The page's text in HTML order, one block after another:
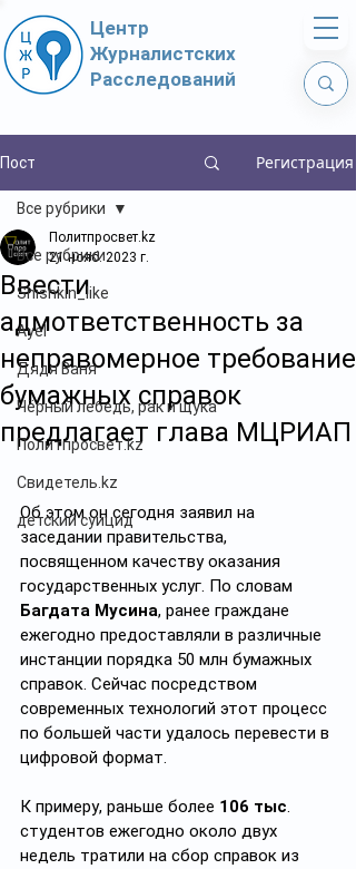
Центр
Журналистских
Расследований
Пост Регистрация
Все рубрики
Shishkin_like
Ayel
Дядя Ваня
Чёрный лебедь, рак и щука
Политпросвет.kz
Свидетель.kz
детский суицид
Все рубрики
Ввести
адмответственность за
неправомерное требование
бумажных справок
предлагает глава МЦРИАП
Политпросвет.kz
21 нояб. 2023 г.
Об этом он сегодня заявил на
заседании правительства,
посвященном качеству оказания
государственных услуг. По словам
Багдата Мусина, ранее граждане
ежегодно предоставляли в различные
инстанции порядка 50 млн бумажных
справок. Сейчас посредством
современных технологий этот процесс
по большей части удалось перевести в
цифровой формат.
К примеру, раньше более 106 тыс.
студентов ежегодно около двух
недель тратили на сбор справок из